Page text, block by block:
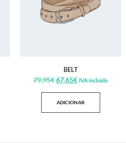
BELT
79,95€67,65€ IVA incluido
ADICIONAR